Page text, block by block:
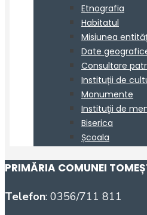
PRIMĂRIA COMUNEI
Telefon: 0356/711 811